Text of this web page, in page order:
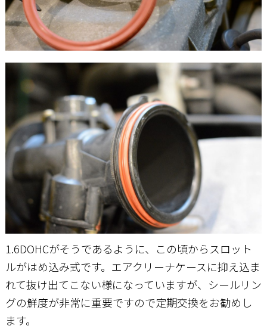
1.6DOHCがそうであるように、この頃からスロット
ルがはめ込み式です。エアクリーナケースに抑え込ま
れて抜け出てこない様になっていますが、シールリン
グの鮮度が非常に重要ですので定期交換をお勧めし
ます。